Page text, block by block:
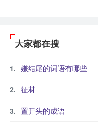
大家都在搜
嫌结尾的词语有哪些
征材
置开头的成语